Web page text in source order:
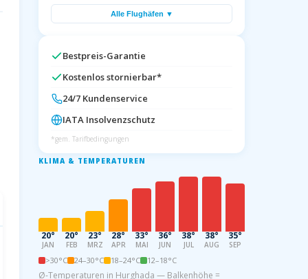
Alle Flughäfen ▼
Bestpreis-Garantie
Kostenlos stornierbar*
24/7 Kundenservice
IATA Insolvenzschutz
*gem. Tarifbedingungen
KLIMA & TEMPERATUREN
20°
JAN
20°
FEB
23°
MRZ
28°
APR
33°
MAI
36°
JUN
38°
JUL
38°
AUG
35°
SEP
>30°C 24–30°C 18–24°C 12–18°C
Ø-Temperaturen in Hurghada — Balkenhöhe =